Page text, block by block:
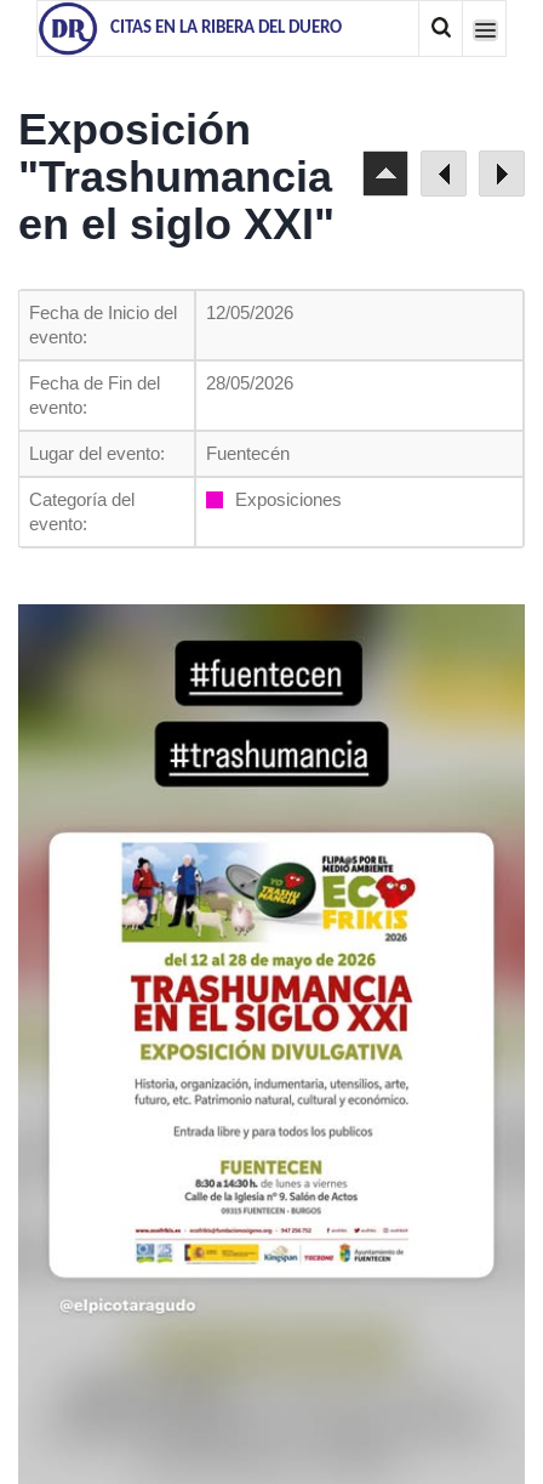
CITAS EN LA RIBERA DEL DUERO
Exposición
"Trashumancia
en el siglo XXI"
Fecha de Inicio del
evento:
12/05/2026
Fecha de Fin del
evento:
28/05/2026
Lugar del evento: Fuentecén
Categoría del
evento:
Exposiciones